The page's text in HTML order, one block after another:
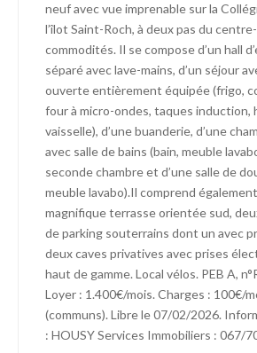
neuf avec vue imprenable sur la
l’îlot Saint-Roch, à deux pas du
commodités. Il se compose d’un hall
séparé avec lave-mains, d’un séjour
ouverte entièrement équipée (frigo,
four à micro-ondes, taques induction,
vaisselle), d’une buanderie, d’une
avec salle de bains (bain, meuble
seconde chambre et d’une salle de
meuble lavabo).Il comprend
magnifique terrasse orientée sud,
de parking souterrains dont un avec
deux caves privatives avec prises
haut de gamme. Local vélos. PEB A,
Loyer : 1.400€/mois. Charges : 100€/
(communs). Libre le 07/02/2026.
: HOUSY Services Immobiliers : 067/